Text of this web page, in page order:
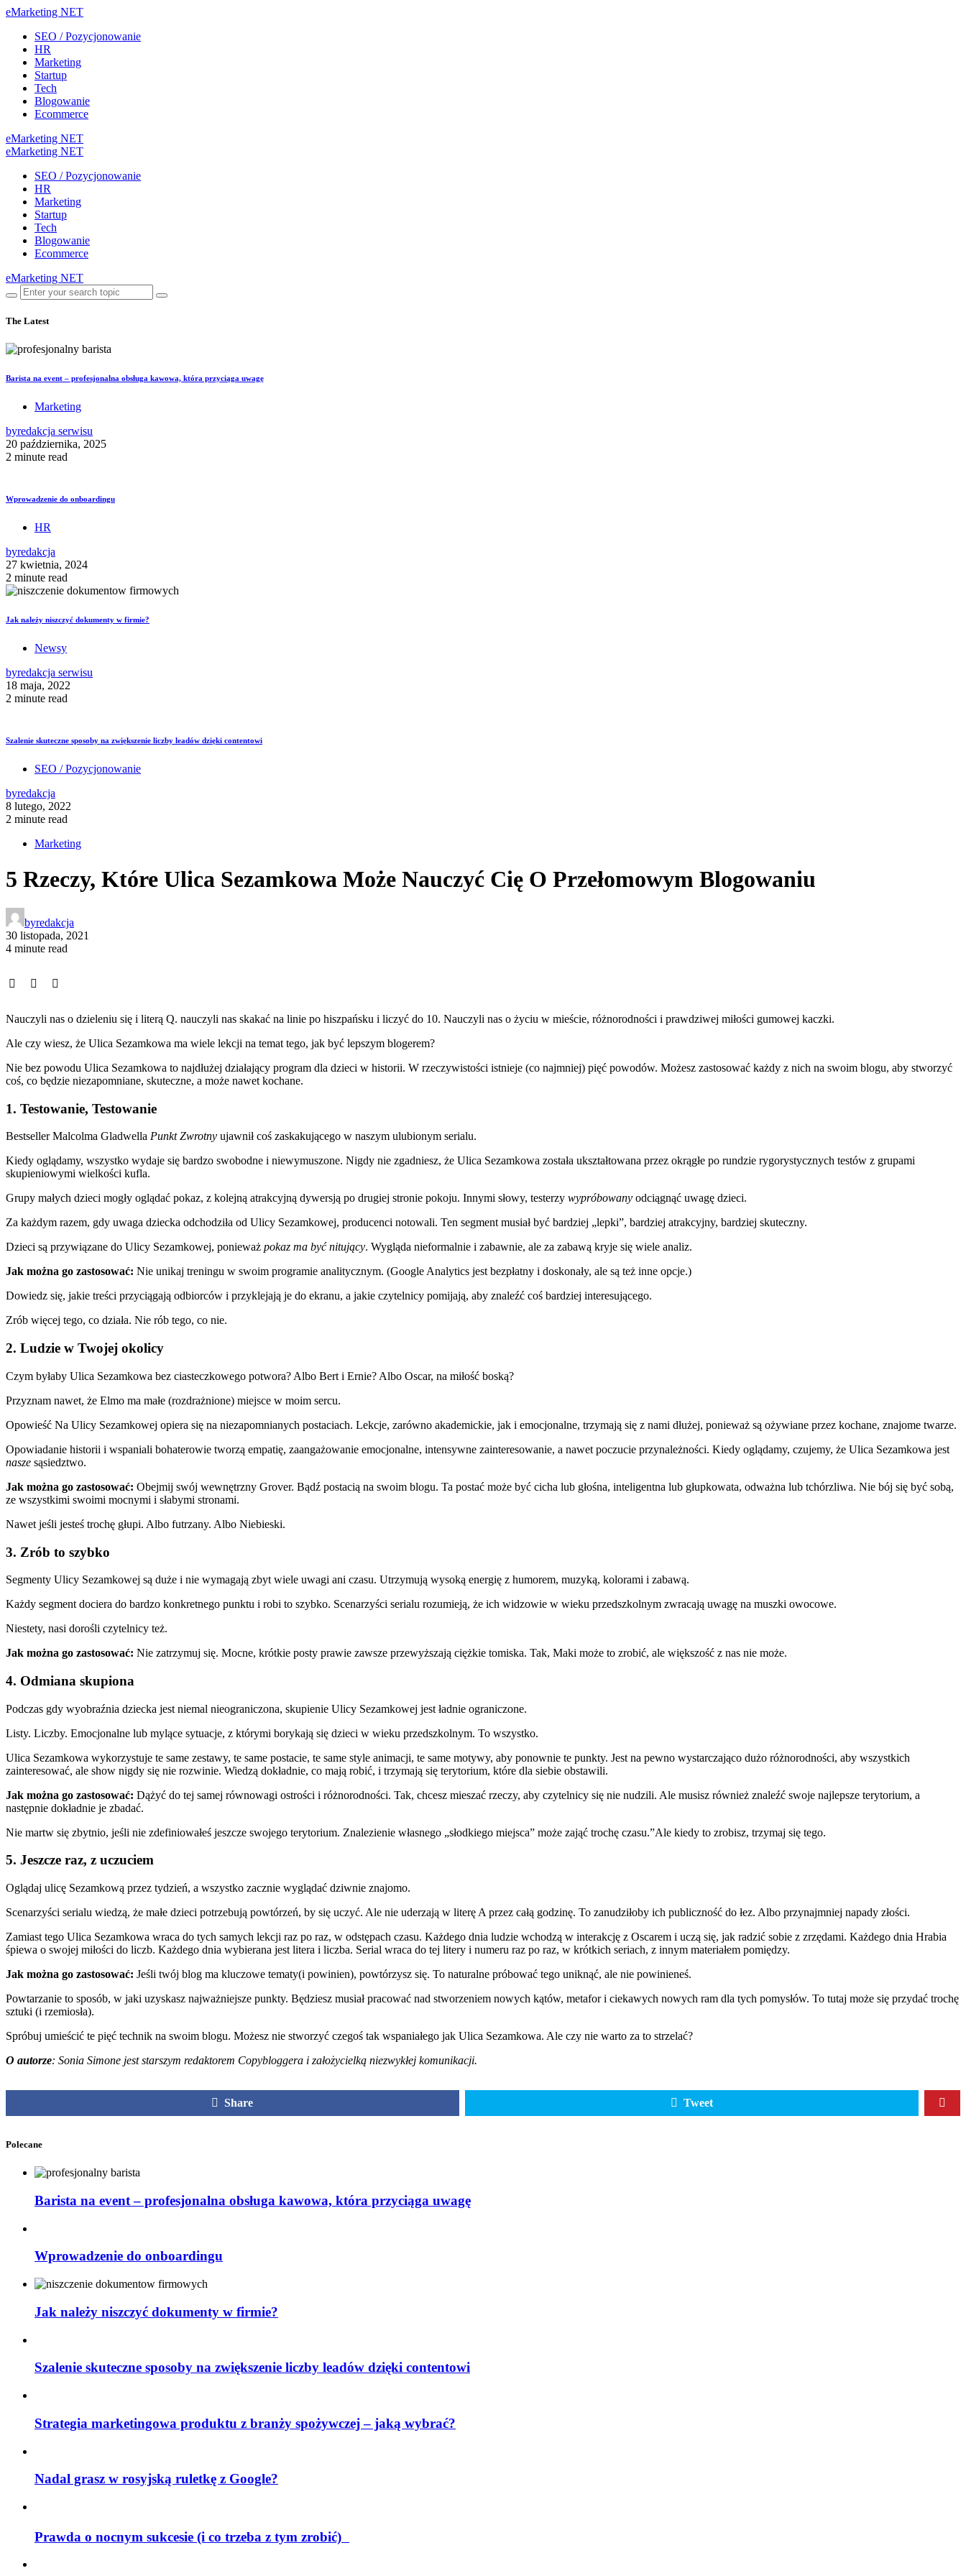
eMarketing NET
SEO / Pozycjonowanie
HR
Marketing
Startup
Tech
Blogowanie
Ecommerce
eMarketing NET
eMarketing NET
SEO / Pozycjonowanie
HR
Marketing
Startup
Tech
Blogowanie
Ecommerce
eMarketing NET
The Latest
Barista na event – profesjonalna obsługa kawowa, która przyciąga uwagę
Marketing
byredakcja serwisu
20 października, 2025
2 minute read
Wprowadzenie do onboardingu
HR
byredakcja
27 kwietnia, 2024
2 minute read
Jak należy niszczyć dokumenty w firmie?
Newsy
byredakcja serwisu
18 maja, 2022
2 minute read
Szalenie skuteczne sposoby na zwiększenie liczby leadów dzięki contentowi
SEO / Pozycjonowanie
byredakcja
8 lutego, 2022
2 minute read
Marketing
5 Rzeczy, Które Ulica Sezamkowa Może Nauczyć Cię O Przełomowym Blogowaniu
byredakcja
30 listopada, 2021
4 minute read
Nauczyli nas o dzieleniu się i literą Q. nauczyli nas skakać na linie po hiszpańsku i liczyć do 10. Nauczyli nas o życiu w mieście, różnorodności i prawdziwej miłości gumowej kaczki.
Ale czy wiesz, że Ulica Sezamkowa ma wiele lekcji na temat tego, jak być lepszym blogerem?
Nie bez powodu Ulica Sezamkowa to najdłużej działający program dla dzieci w historii. W rzeczywistości istnieje (co najmniej) pięć powodów. Możesz zastosować każdy z nich na swoim blogu, aby stworzyć
coś, co będzie niezapomniane, skuteczne, a może nawet kochane.
1. Testowanie, Testowanie
Bestseller Malcolma Gladwella Punkt Zwrotny ujawnił coś zaskakującego w naszym ulubionym serialu.
Kiedy oglądamy, wszystko wydaje się bardzo swobodne i niewymuszone. Nigdy nie zgadniesz, że Ulica Sezamkowa została ukształtowana przez okrągłe po rundzie rygorystycznych testów z grupami
skupieniowymi wielkości kufla.
Grupy małych dzieci mogły oglądać pokaz, z kolejną atrakcyjną dywersją po drugiej stronie pokoju. Innymi słowy, testerzy wypróbowany odciągnąć uwagę dzieci.
Za każdym razem, gdy uwaga dziecka odchodziła od Ulicy Sezamkowej, producenci notowali. Ten segment musiał być bardziej „lepki”, bardziej atrakcyjny, bardziej skuteczny.
Dzieci są przywiązane do Ulicy Sezamkowej, ponieważ pokaz ma być nitujący. Wygląda nieformalnie i zabawnie, ale za zabawą kryje się wiele analiz.
Jak można go zastosować: Nie unikaj treningu w swoim programie analitycznym. (Google Analytics jest bezpłatny i doskonały, ale są też inne opcje.)
Dowiedz się, jakie treści przyciągają odbiorców i przyklejają je do ekranu, a jakie czytelnicy pomijają, aby znaleźć coś bardziej interesującego.
Zrób więcej tego, co działa. Nie rób tego, co nie.
2. Ludzie w Twojej okolicy
Czym byłaby Ulica Sezamkowa bez ciasteczkowego potwora? Albo Bert i Ernie? Albo Oscar, na miłość boską?
Przyznam nawet, że Elmo ma małe (rozdrażnione) miejsce w moim sercu.
Opowieść Na Ulicy Sezamkowej opiera się na niezapomnianych postaciach. Lekcje, zarówno akademickie, jak i emocjonalne, trzymają się z nami dłużej, ponieważ są ożywiane przez kochane, znajome twarze.
Opowiadanie historii i wspaniali bohaterowie tworzą empatię, zaangażowanie emocjonalne, intensywne zainteresowanie, a nawet poczucie przynależności. Kiedy oglądamy, czujemy, że Ulica Sezamkowa jest
nasze sąsiedztwo.
Jak można go zastosować: Obejmij swój wewnętrzny Grover. Bądź postacią na swoim blogu. Ta postać może być cicha lub głośna, inteligentna lub głupkowata, odważna lub tchórzliwa. Nie bój się być sobą,
ze wszystkimi swoimi mocnymi i słabymi stronami.
Nawet jeśli jesteś trochę głupi. Albo futrzany. Albo Niebieski.
3. Zrób to szybko
Segmenty Ulicy Sezamkowej są duże i nie wymagają zbyt wiele uwagi ani czasu. Utrzymują wysoką energię z humorem, muzyką, kolorami i zabawą.
Każdy segment dociera do bardzo konkretnego punktu i robi to szybko. Scenarzyści serialu rozumieją, że ich widzowie w wieku przedszkolnym zwracają uwagę na muszki owocowe.
Niestety, nasi dorośli czytelnicy też.
Jak można go zastosować: Nie zatrzymuj się. Mocne, krótkie posty prawie zawsze przewyższają ciężkie tomiska. Tak, Maki może to zrobić, ale większość z nas nie może.
4. Odmiana skupiona
Podczas gdy wyobraźnia dziecka jest niemal nieograniczona, skupienie Ulicy Sezamkowej jest ładnie ograniczone.
Listy. Liczby. Emocjonalne lub mylące sytuacje, z którymi borykają się dzieci w wieku przedszkolnym. To wszystko.
Ulica Sezamkowa wykorzystuje te same zestawy, te same postacie, te same style animacji, te same motywy, aby ponownie te punkty. Jest na pewno wystarczająco dużo różnorodności, aby wszystkich
zainteresować, ale show nigdy się nie rozwinie. Wiedzą dokładnie, co mają robić, i trzymają się terytorium, które dla siebie obstawili.
Jak można go zastosować: Dążyć do tej samej równowagi ostrości i różnorodności. Tak, chcesz mieszać rzeczy, aby czytelnicy się nie nudzili. Ale musisz również znaleźć swoje najlepsze terytorium, a
następnie dokładnie je zbadać.
Nie martw się zbytnio, jeśli nie zdefiniowałeś jeszcze swojego terytorium. Znalezienie własnego „słodkiego miejsca” może zająć trochę czasu.”Ale kiedy to zrobisz, trzymaj się tego.
5. Jeszcze raz, z uczuciem
Oglądaj ulicę Sezamkową przez tydzień, a wszystko zacznie wyglądać dziwnie znajomo.
Scenarzyści serialu wiedzą, że małe dzieci potrzebują powtórzeń, by się uczyć. Ale nie uderzają w literę A przez całą godzinę. To zanudziłoby ich publiczność do łez. Albo przynajmniej napady złości.
Zamiast tego Ulica Sezamkowa wraca do tych samych lekcji raz po raz, w odstępach czasu. Każdego dnia ludzie wchodzą w interakcję z Oscarem i uczą się, jak radzić sobie z zrzędami. Każdego dnia Hrabia
śpiewa o swojej miłości do liczb. Każdego dnia wybierana jest litera i liczba. Serial wraca do tej litery i numeru raz po raz, w krótkich seriach, z innym materiałem pomiędzy.
Jak można go zastosować: Jeśli twój blog ma kluczowe tematy(i powinien), powtórzysz się. To naturalne próbować tego uniknąć, ale nie powinieneś.
Powtarzanie to sposób, w jaki uzyskasz najważniejsze punkty. Będziesz musiał pracować nad stworzeniem nowych kątów, metafor i ciekawych nowych ram dla tych pomysłów. To tutaj może się przydać trochę
sztuki (i rzemiosła).
Spróbuj umieścić te pięć technik na swoim blogu. Możesz nie stworzyć czegoś tak wspaniałego jak Ulica Sezamkowa. Ale czy nie warto za to strzelać?
O autorze: Sonia Simone jest starszym redaktorem Copybloggera i założycielką niezwykłej komunikacji.
Share Tweet
Polecane
Barista na event – profesjonalna obsługa kawowa, która przyciąga uwagę
Wprowadzenie do onboardingu
Jak należy niszczyć dokumenty w firmie?
Szalenie skuteczne sposoby na zwiększenie liczby leadów dzięki contentowi
Strategia marketingowa produktu z branży spożywczej – jaką wybrać?
Nadal grasz w rosyjską ruletkę z Google?
Prawda o nocnym sukcesie (i co trzeba z tym zrobić)